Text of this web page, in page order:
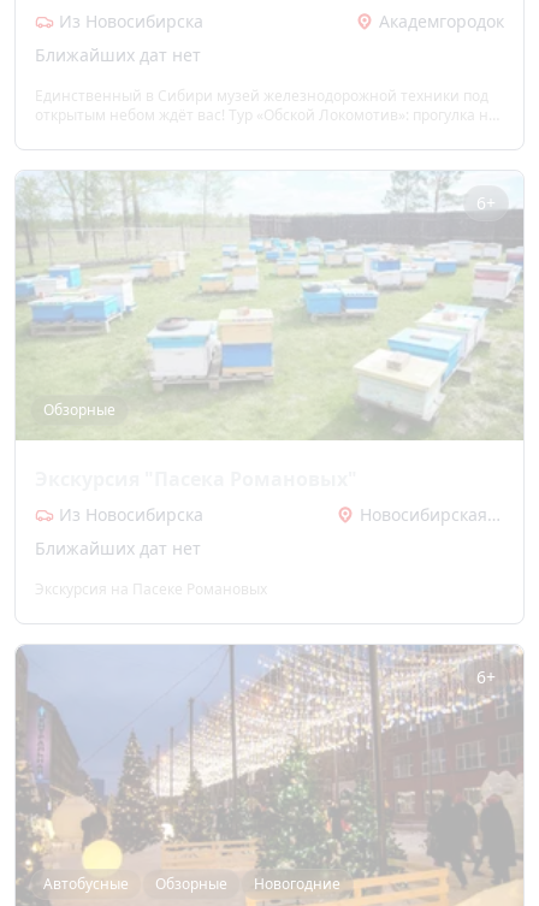
Из Новосибирска
Академгородок
Ближайших дат нет
Единственный в Сибири музей железнодорожной техники под
открытым небом ждёт вас! Тур «Обской Локомотив»: прогулка на
мышью, лисой и «Гусями», посещение уникальной экспозиции
поездов. Прикоснуться к истории, сделать яркие фото и открыть
Новосибирск с воды и суши.
6+
Обзорные
Из Новосибирска
Новосибирская область
Ближайших дат нет
Экскурсия на Пасеке Романовых
6+
Автобусные Обзорные Новогодние